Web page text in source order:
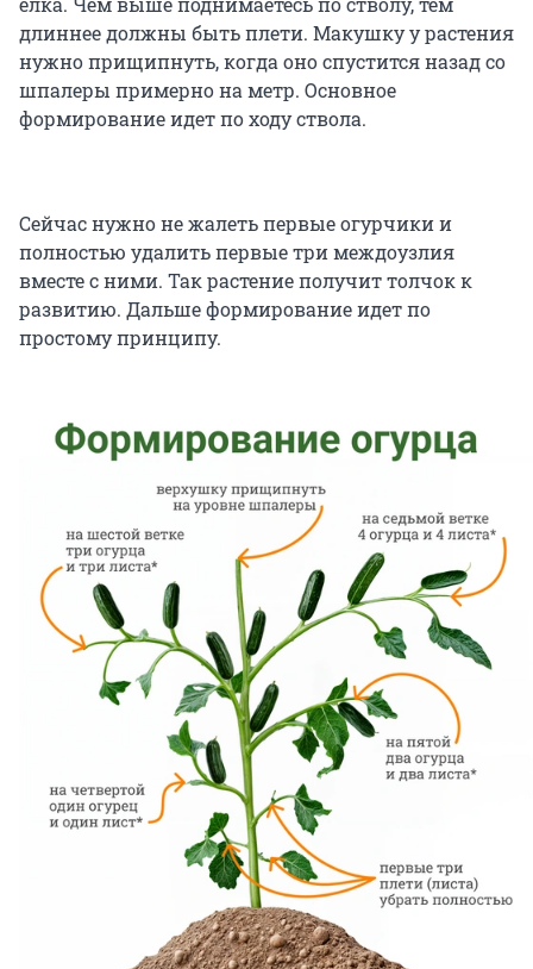
длиннее должны быть плети. Макушку у растения
нужно прищипнуть, когда оно спустится назад со
шпалеры примерно на метр. Основное
формирование идет по ходу ствола.
Сейчас нужно не жалеть первые огурчики и
полностью удалить первые три междоузлия
вместе с ними. Так растение получит толчок к
развитию. Дальше формирование идет по
простому принципу.